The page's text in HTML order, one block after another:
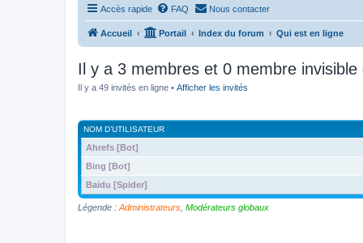
Accès rapide FAQ Nous contacter
Accueil Portail Index du forum Qui est en ligne
Il y a 3 membres et 0 membre invisible
Il y a 49 invités en ligne • Afficher les invités
NOM D’UTILISATEUR
Ahrefs [Bot]
Bing [Bot]
Baidu [Spider]
Légende : Administrateurs Modérateurs globaux